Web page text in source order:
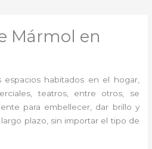
Mármol en
habitados en el hogar,
teatros, entre otros, se
para embellecer, dar brillo y
plazo, sin importar el tipo de